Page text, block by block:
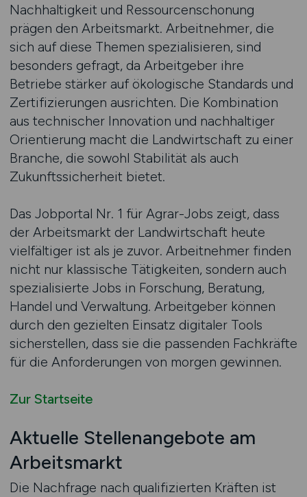
Nachhaltigkeit und Ressourcenschonung
prägen den Arbeitsmarkt. Arbeitnehmer, die
sich auf diese Themen spezialisieren, sind
besonders gefragt, da Arbeitgeber ihre
Betriebe stärker auf ökologische Standards und
Zertifizierungen ausrichten. Die Kombination
aus technischer Innovation und nachhaltiger
Orientierung macht die Landwirtschaft zu einer
Branche, die sowohl Stabilität als auch
Zukunftssicherheit bietet.
Das Jobportal Nr. 1 für Agrar-Jobs zeigt, dass
der Arbeitsmarkt der Landwirtschaft heute
vielfältiger ist als je zuvor. Arbeitnehmer finden
nicht nur klassische Tätigkeiten, sondern auch
spezialisierte Jobs in Forschung, Beratung,
Handel und Verwaltung. Arbeitgeber können
durch den gezielten Einsatz digitaler Tools
sicherstellen, dass sie die passenden Fachkräfte
für die Anforderungen von morgen gewinnen.
Zur Startseite
Aktuelle Stellenangebote am
Arbeitsmarkt
Die Nachfrage nach qualifizierten Kräften ist